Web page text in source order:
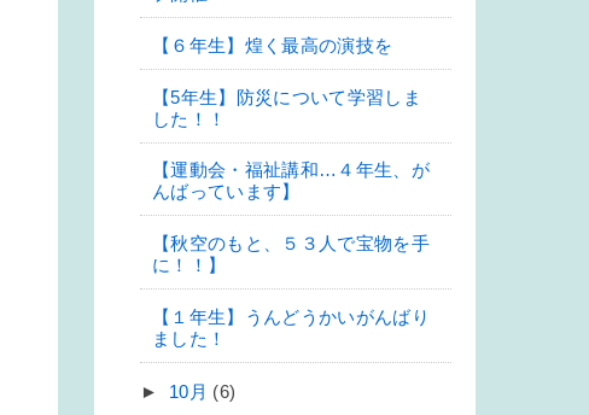
【６年生】煌く最高の演技を
【5年生】防災について学習しま
した！！
【運動会・福祉講和…４年生、が
んばっています】
【秋空のもと、５３人で宝物を手
に！！】
【１年生】うんどうかいがんばり
ました！
► 10月 (6)